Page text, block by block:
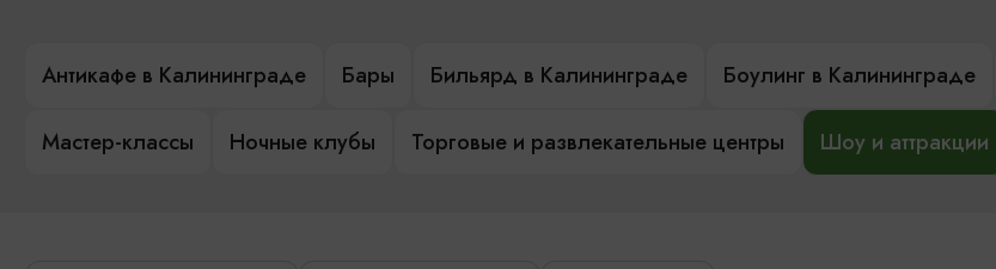
Антикафе в Калининграде Бары Бильярд в Калининграде Боулинг в Калининграде
Мастер-классы Ночные клубы Торговые и развлекательные центры Шоу и аттракции